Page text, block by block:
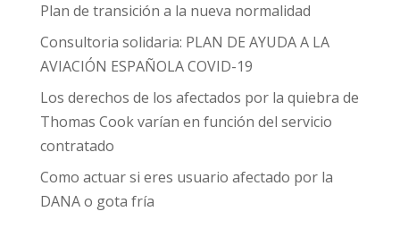
Plan de transición a la nueva normalidad
Consultoria solidaria: PLAN DE AYUDA A LA
AVIACIÓN ESPAÑOLA COVID-19
Los derechos de los afectados por la quiebra de
Thomas Cook varían en función del servicio
contratado
Como actuar si eres usuario afectado por la
DANA o gota fría